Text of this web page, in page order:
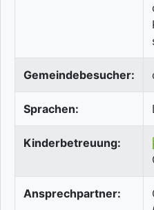
Gemeindebesucher:
Sprachen:
Kinderbetreuung:
Ansprechpartner: